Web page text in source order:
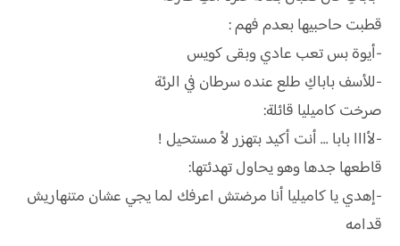
قطبت حاحبيها بعدم فهم :
-أيوة بس تعب عادي وبقى كويس
-للأسف باباكِ طلع عنده سرطان في الرئة
صرخت كاميليا قائلة:
-لأااا بابا ... أنت أكيد بتهزر لأ مستحيل !
قاطعها جدها وهو يحاول تهدئتها:
-إهدي يا كاميليا أنا مرضتش اعرفك لما يجي عشان متنهاريش
قدامه